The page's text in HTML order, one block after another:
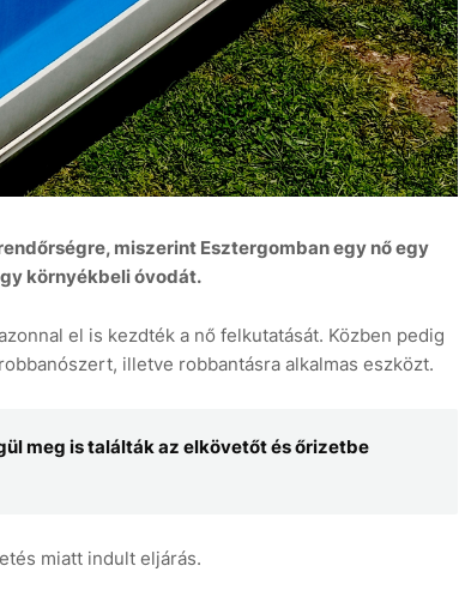
miszerint Esztergomban egy nő egy
környékbeli óvodát.
el is kezdték a nő felkutatását. Közben pedig
illetve robbantásra alkalmas eszközt.
meg is találták az elkövetőt és őrizetbe
miatt indult eljárás.